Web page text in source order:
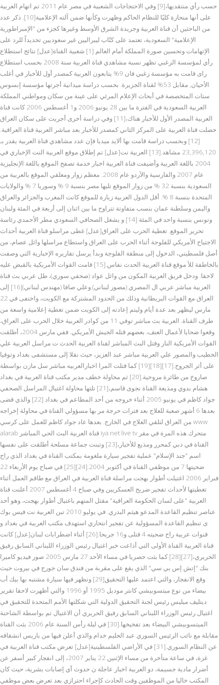
حسب رأي منتقديها،[9] وفي الاحتجاجات الشعبية في مصر عام 2011 تم اتهام العربية
على أنها منحازة كليًا للنظام الحاكم وظهرت وكأنها ضمن آلته الإعلامية[10]. ذكر عدد
من الباحثين أن قناة العربية وجريدة الشرق الأوسط وغيرها كجزء من "الإمبراطورية
الإعلامية" السعودية، تعتمد على كتّاب ليبراليين غير سعوديين تحديداً للرد على
الإتهامات وتحسين صورة المملكة أمام العالم [1] شعبية القناة[عدل] نتائج استطلاع
رأي لمؤسسة الزغبي تظهر نسبة مشاهدي قناة العربية سنة 2008 بحسب استطلاع
راى قامت به مؤسسة زغبي فان 9% يتابعون العربية كمصدر أول للأخبار في أغلب
الأحيان, مقابل 53% لقناة الجزيرة. بحسب دراسة ميدانية أجرتها مؤسسة إبسوس
ستات المتخصصة في أبحاث الإعلام المرئي على عينة من سكان ومواطني المملكة
العربية السعودية في الفترة ما بين 28 يونيو 2006 و1 أغسطس 2006 كانت قناة
العربية المصدر الأول للأخبار هناك،[11] وفي دراسة أخرى أجريت على سكان العراق
حصلت قناة العربية على المركز الثاني كمصدر للأخبار بعد مباشر العربية قناة العراقية.
[12] وبحسب دراسة قامت بها ألايد ميديا فإن عدد مشاهدي قناة العربية يقدر بـ
23,396,120 مشاهد.[13] العربية نت[عدل] تم إطلاق موقع العربية النت الإخباري في
2004 باللغة العربية وأضيفت قناة العربية اخبار خدمة تصفح الموقع باللغة الإنجليزية
عام 2007 والفارسية والآردو عام 2008. معظم زوار ومعلقي الموقع بالعربية من
السعودية بنسبة 32 % من زوار الموقع تليها مصر بنسبة 9 % وسوريا 7 % والولايات
المتحدة بنسبة 8 %. أقل الدول العربية زيارة للموقع كانت المغرب والجزائر والعراق
واليمن وسلطنة عمان بنسب متفاوتة تتراوح ما بين اثنان إلى أربعة في المئة ولبنان
وتونس بنسبة واحد في المئة [14] و يشغل الصحافي السعودي مطر الأحمدي رئاسة
تحرير الموقع. تغطية الحرب على العراق[عدل] غطى مراسلو قناة العربية أحداث
الاجتياح الأمريكي للفلوجة أثناء الحرب على العراق واستطاع مراسلها وائل عصام، من
أصل فلسطيني، الدخول إلى منطقة الفلوجة وبدأ يرسل تقاريره الإخبارية التي وصفت
بالخاطفة للأ موقع قناة العربية الحدث نفاس.[15] قامت القوات الأمريكية بالقبض عليه
لاحقا. ودخل فريق العربية المكون من وائل عواد (صحفي سوري)، طل عربي بث قناة
العربية مباشر عربي ال المصري (مصور لبناني) وعلي صافا (مهندس لبناني)[16] إلى
العراق مع القوات البريطانية وذلك من الحدود المشتركة مع الكويت، واختفى في 22
مارس ليظهر بعد عدة أيام وليتم إعادته إلى الكويت ضمن تغطية إعلامية واسعة من
طرف القناة. العربية بث مباشر توفي 11 من كوادر العربية خلال الحرب على العراق،
وقعوا ضحايا لأعمال العنف، بعضهم قتله الجيش الأمريكي. ففي مارس 2004، أطلقت
القوات الأمريكية النار وقتل البث المباشر لقناة العربية الحدث ت مراسل العربية علي
الخطيب والمصور علي العربية مباشر عبد العزيز، حيث نقلا إلى مستشفى بغداد وتوفيا
على أثر الجروح.[17][18][19] كما قتلت المرا اخبارالعربيه مباشر سل مازن بواسطة
صاروخ من طائرة مروحية.[20] ثم محاولة خطف مدير مكتب قناة العربية في بغداد
هشام بدوي ومذيعة القناة نجوى قاسم،[21] تلتها محاولة اغتيال المراسل الصحفي
جواد كاظم في يونيو 2005 أثناء خروجه من أحد المطاعم في بغداد [22] والذي قضى
بعدها 6 أشهر صعبة للعلاج بعد فترات حرجة مر بها مسؤولي القناة في محاولة إخراجه
من العراق لتلقي العلاج في الخارج. بعدها عاد جواد كاظم للعمل على كرسي www
alarab قناة العربية البث الحي المباشر iya net live tv متحرك هذه المرة في مقر
القناة في دبي كمحرر ومذيع للأخبار،[23] وتبنت جماعة مسلحة أطلقت على نفسها
اسم "جند الإسلام" عملية تفجير سيارة ملغومة بمكتب القناة في بغداد الذي راح
ضحيتها 7 من موظفي القناة في أكتوبر 2004.[24][25] في صباح يوم الأربعاء 22
فبراير 2006 اغتيلت أطوار بهجت مراسلة قناة العربية في العراق مع طاقم العمل أثناء
تغطيتها لأحداث تفجير ضريح العسكريين وفي صباح 4 أغسطس 2007 أعلنت قناة
العربية "على لسان الحكومة العراقية" مقتل المتهم باغتيال أطوار بهجت، وهو أحد
عناصر تنظيم القاعدة المدعو هيثم البدري. في يوليو 2010 تبن العربية نت فيس بوك
ى تنظيم القاعدة المسؤولية عن تفجير انتحاري استهدف مكتب العربية في بغداد و
قنوات عربية راح ضحيته 4 قتلى و16 جريحا.[26] أثناء اضطرابات لبنان[عدل] كانت
قناة العربية القناة الأولى التي أذاعت خبر اغتيال رئيس الوزراء اللبناني السابق رفيق
الحريري،[27][28] كما بثت حصريا في مساء الأحد 27 مارس 2005 صور فيديو كاميرا
بنك "إتش إس بي سي" الذي يقع على مقربة من فندق سان جورج في بيروت حيث
وقع الانفجار، والتي اعتمد عليها التحقيق[29] وتظهر فيها سيارة مشتبه بها بيك أب
بيضاء من نوع ميتسوبيشي كانتر موديل 1995 أو 1996 والتي أظهرت لاحقا تقرير
ديتليف ميليس رئيس لجنة التحقيق الدولية التي شكلتها الأمم المتحدة للتحقيق في
اغتيال رئيس الوزراء اللبناني السابق رفيق الحريري أن الاغتيال تم بواسطة الشاحنة
الميتسوبيشي البيضاء بعد تفخيخها.[30] في ليلة رأس السنة عام 2006 بثت القناة
مقابلة مع نائب الرئيس السوري عبد الحليم خدام والذي أعلن فيها من باريس انشقاقه
عن النظام السوري.[31] في الأراضي الفلسطينية[عدل] تعرض مكتب قناة العربية في
غزة، في ساعة متأخرة من مساء الإثنين 22 يناير 2007، إلى انفجار كبير أسفر عن
أضرار مادية جسيمة، دو العربية اخبار عاجلة ن حدوث أي إصابات بشرية، حيث كان
المكتب خاليا من الموظفين وقت الحادث كإجراء احترازي بعد تعرض بعض موظفي